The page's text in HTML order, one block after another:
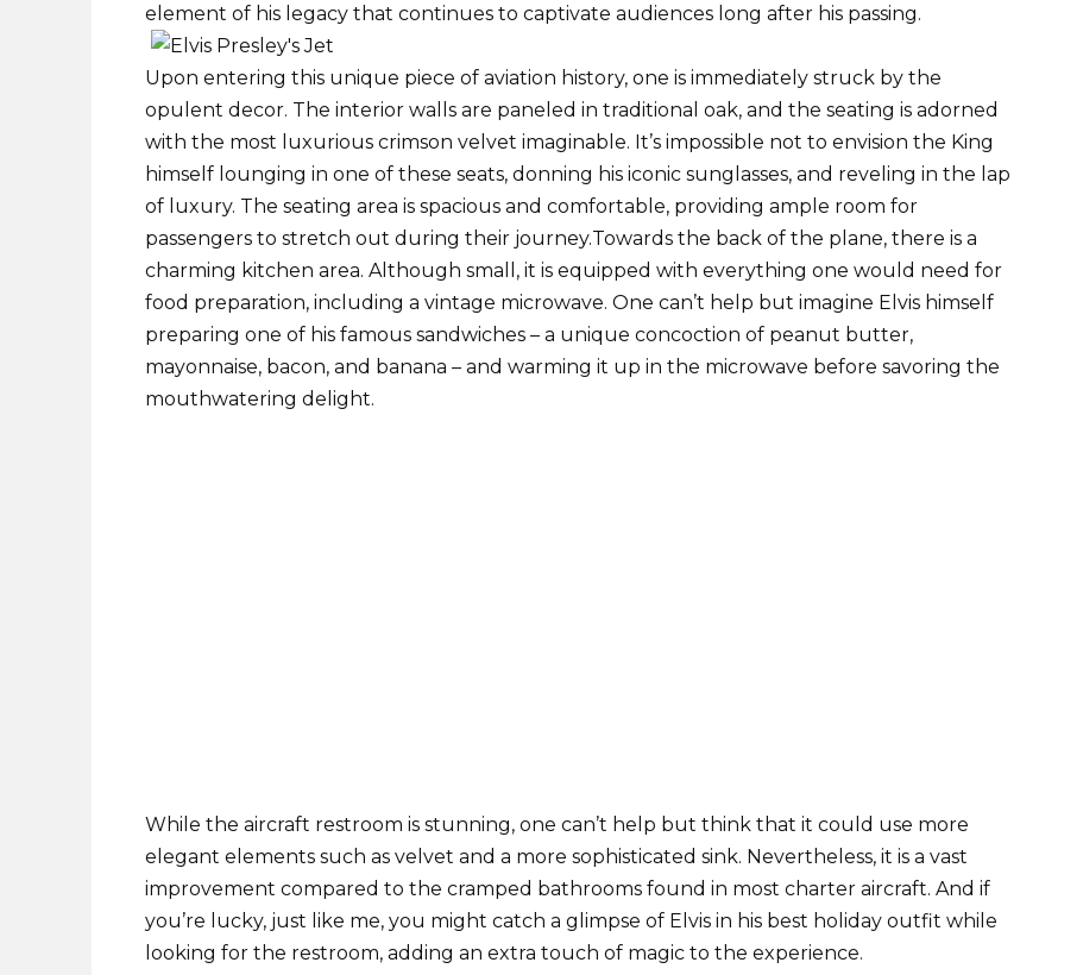
element of his legacy that continues to captivate audiences long after his passing.
Upon entering this unique piece of aviation history, one is immediately struck by the
opulent decor. The interior walls are paneled in traditional oak, and the seating is adorned
with the most luxurious crimson velvet imaginable. It’s impossible not to envision the King
himself lounging in one of these seats, donning his iconic sunglasses, and reveling in the lap
of luxury. The seating area is spacious and comfortable, providing ample room for
passengers to stretch out during their journey.Towards the back of the plane, there is a
charming kitchen area. Although small, it is equipped with everything one would need for
food preparation, including a vintage microwave. One can’t help but imagine Elvis himself
preparing one of his famous sandwiches – a unique concoction of peanut butter,
mayonnaise, bacon, and banana – and warming it up in the microwave before savoring the
mouthwatering delight.
While the aircraft restroom is stunning, one can’t help but think that it could use more
elegant elements such as velvet and a more sophisticated sink. Nevertheless, it is a vast
improvement compared to the cramped bathrooms found in most charter aircraft. And if
you’re lucky, just like me, you might catch a glimpse of Elvis in his best holiday outfit while
looking for the restroom, adding an extra touch of magic to the experience.